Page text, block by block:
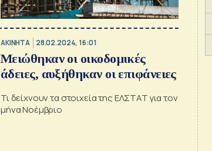
ΑΚΙΝΗΤΑ 28.02.2024, 16:01
Μειώθηκαν οι οικοδομικές
άδειες, αυξήθηκαν οι επιφάνειες
Τι δείχνουν τα στοιχεία της ΕΛΣΤΑΤ για τον
μήνα Νοέμβριο